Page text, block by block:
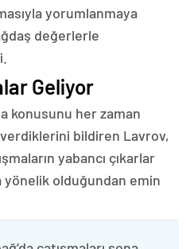
yorumlanmaya
değerlerle
Geliyor
konusunu her zaman
bildiren Lavrov,
yabancı çıkarlar
yönelik olduğundan emin